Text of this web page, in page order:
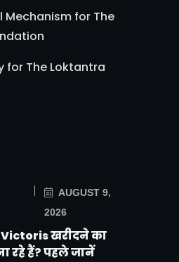
Mechanism for The
for The Loktantra
AUGUST 9,
2026
खरीदने का
रहे हैं? पहले जानें